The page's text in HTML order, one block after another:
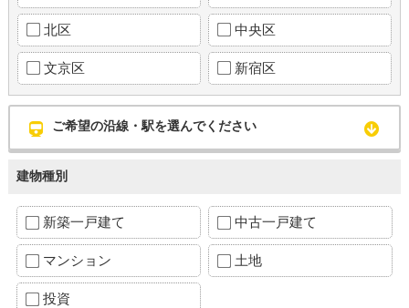
北区 中央区
文京区 新宿区
ご希望の沿線・駅を選んでください
建物種別
新築一戸建て 中古一戸建て
マンション 土地
投資